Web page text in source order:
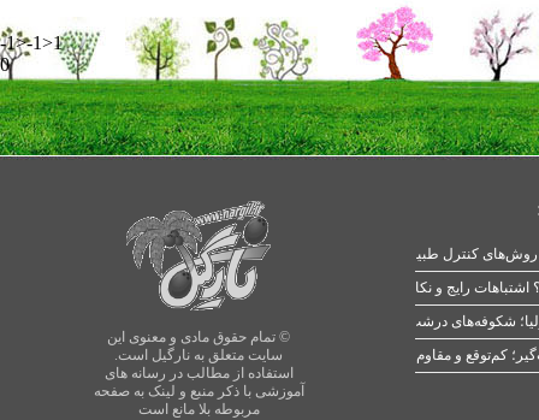
-1>-1>1
0
© تمام حقوق مادی و معنوی این
سایت متعلق به نارگیل است.
استفاده از مطالب در رسانه های
آموزشی با ذکر منبع و لینک به صفحه
مربوطه بلا مانع است
رایج و نکات طلایی
شکوفه‌های درشت در بهار